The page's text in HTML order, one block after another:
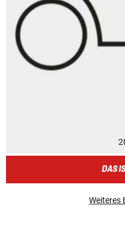
DAS
Weiteres